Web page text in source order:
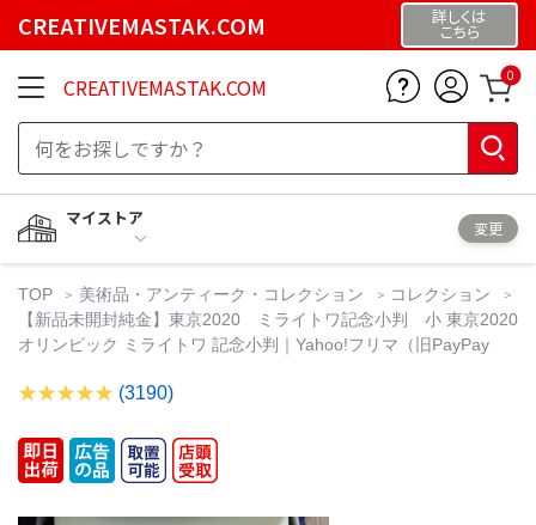
CREATIVEMASTAK.COM 詳しくは
こちら
CREATIVEMASTAK.COM 0
マイストア
変更
TOP 美術品・アンティーク・コレクション
コレクション
【新品未開封純金】東京2020 ミライトワ記念小判 小 東京2020
オリンピック ミライトワ 記念小判｜Yahoo!フリマ（旧PayPay
(3190)